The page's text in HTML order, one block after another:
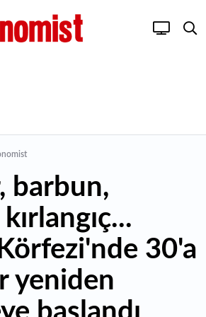
barbun,
30'a
yeniden